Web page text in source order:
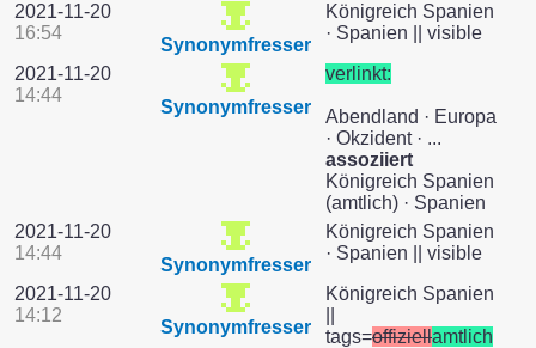
2021-11-20
16:54
Synonymfresser
Königreich Spanien
· Spanien || visible
2021-11-20
14:44
Synonymfresser
verlinkt:
Abendland · Europa
· Okzident · ...
assoziiert
Königreich Spanien
(amtlich) · Spanien
2021-11-20
14:44
Synonymfresser
Königreich Spanien
· Spanien || visible
2021-11-20
14:12
Synonymfresser
Königreich Spanien
tags=offiziellamtlich